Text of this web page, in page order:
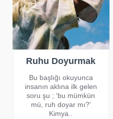
Ruhu Doyurmak
Bu başlığı okuyunca
insanın aklına ilk gelen
soru şu ; ‘bu mümkün
mü, ruh doyar mı?’
Kimya..